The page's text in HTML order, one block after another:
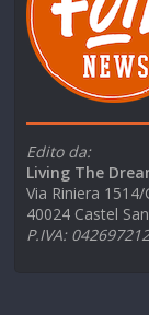
Edito da:
Living The
Via Riniera 1514/
40024 Castel
P.IVA: